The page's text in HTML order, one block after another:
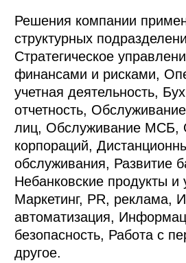
Решения компании
структурных
Стратегическое
финансами и рисками,
учетная деятельность,
отчетность,
лиц, Обслуживание МСБ,
корпораций,
обслуживания, Развитие
Небанковские продукты и
Маркетинг, PR, реклама,
автоматизация,
безопасность, Работа с
другое.